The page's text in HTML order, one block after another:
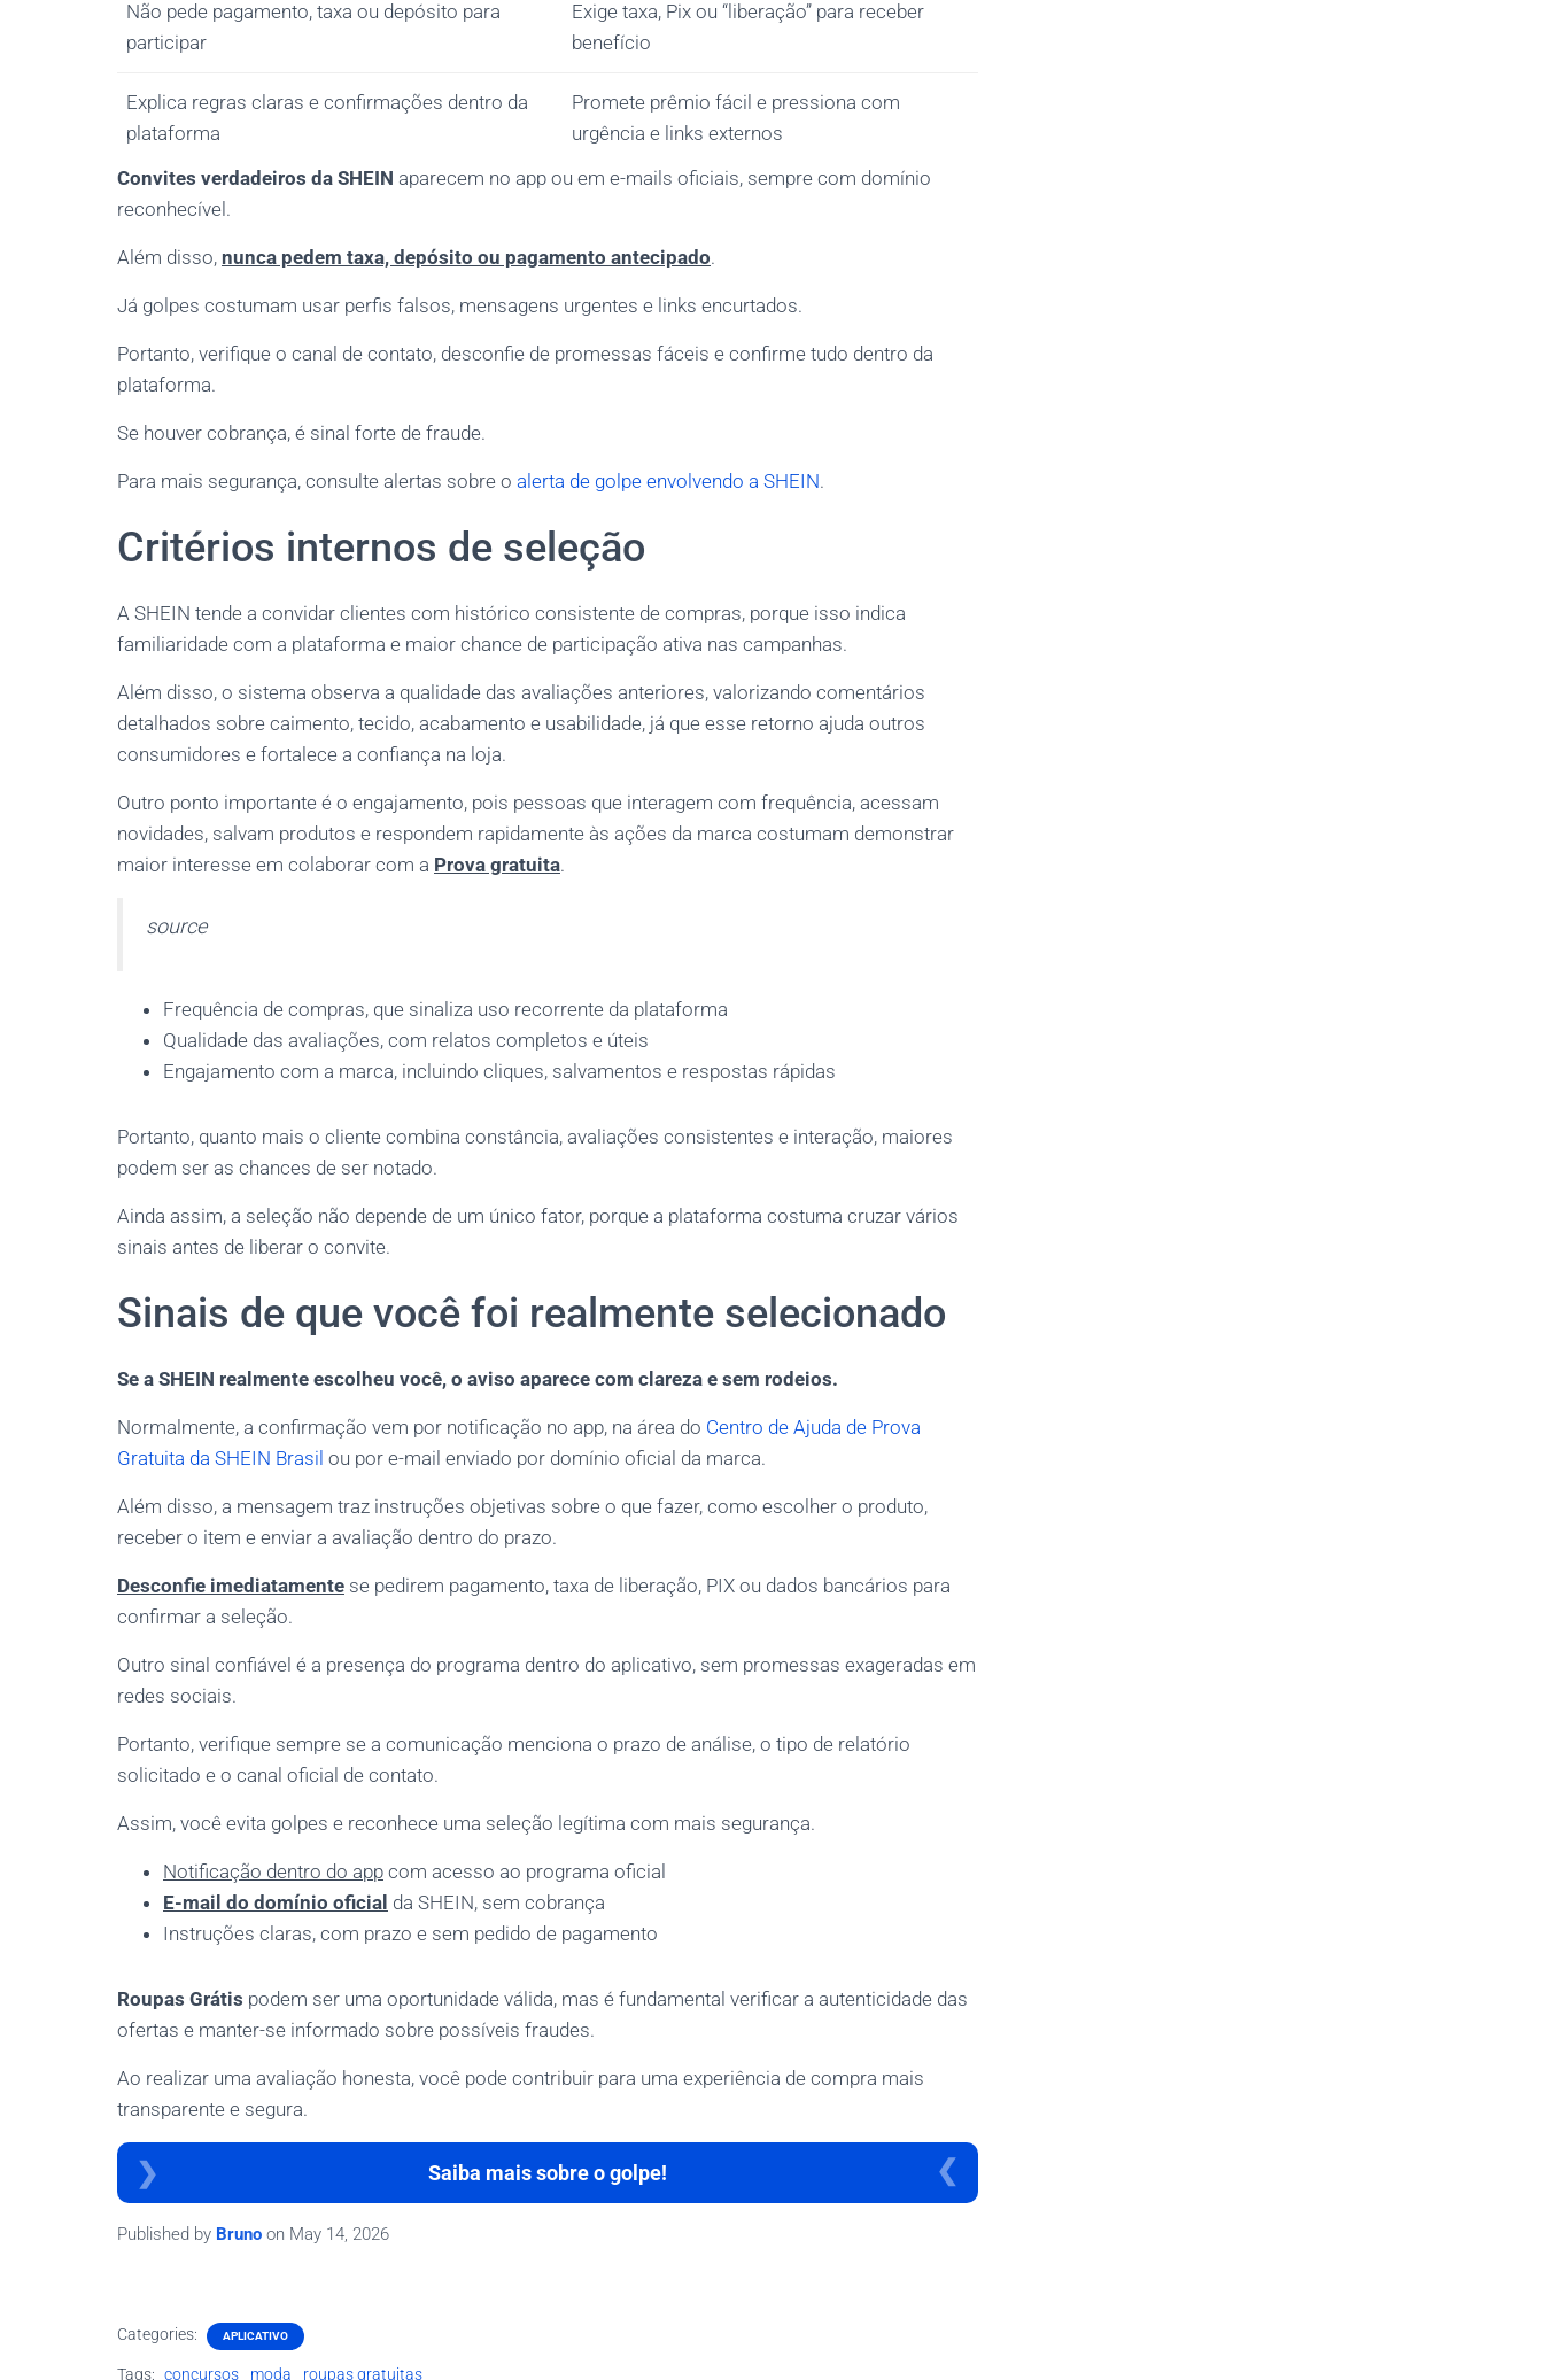
Não pede pagamento, taxa ou depósito para
participar
Exige taxa, Pix ou “liberação” para receber
benefício
Explica regras claras e confirmações dentro da
plataforma
Promete prêmio fácil e pressiona com
urgência e links externos
Convites verdadeiros da SHEIN aparecem no app ou em e-mails oficiais, sempre com domínio
reconhecível.
Além disso, nunca pedem taxa, depósito ou pagamento antecipado.
Já golpes costumam usar perfis falsos, mensagens urgentes e links encurtados.
Portanto, verifique o canal de contato, desconfie de promessas fáceis e confirme tudo dentro da
plataforma.
Se houver cobrança, é sinal forte de fraude.
Para mais segurança, consulte alertas sobre o alerta de golpe envolvendo a SHEIN.
Critérios internos de seleção
A SHEIN tende a convidar clientes com histórico consistente de compras, porque isso indica
familiaridade com a plataforma e maior chance de participação ativa nas campanhas.
Além disso, o sistema observa a qualidade das avaliações anteriores, valorizando comentários
detalhados sobre caimento, tecido, acabamento e usabilidade, já que esse retorno ajuda outros
consumidores e fortalece a confiança na loja.
Outro ponto importante é o engajamento, pois pessoas que interagem com frequência, acessam
novidades, salvam produtos e respondem rapidamente às ações da marca costumam demonstrar
maior interesse em colaborar com a Prova gratuita.
source
Frequência de compras, que sinaliza uso recorrente da plataforma
Qualidade das avaliações, com relatos completos e úteis
Engajamento com a marca, incluindo cliques, salvamentos e respostas rápidas
Portanto, quanto mais o cliente combina constância, avaliações consistentes e interação, maiores
podem ser as chances de ser notado.
Ainda assim, a seleção não depende de um único fator, porque a plataforma costuma cruzar vários
sinais antes de liberar o convite.
Sinais de que você foi realmente selecionado
Se a SHEIN realmente escolheu você, o aviso aparece com clareza e sem rodeios.
Normalmente, a confirmação vem por notificação no app, na área do Centro de Ajuda de Prova
Gratuita da SHEIN Brasil ou por e-mail enviado por domínio oficial da marca.
Além disso, a mensagem traz instruções objetivas sobre o que fazer, como escolher o produto,
receber o item e enviar a avaliação dentro do prazo.
Desconfie imediatamente se pedirem pagamento, taxa de liberação, PIX ou dados bancários para
confirmar a seleção.
Outro sinal confiável é a presença do programa dentro do aplicativo, sem promessas exageradas em
redes sociais.
Portanto, verifique sempre se a comunicação menciona o prazo de análise, o tipo de relatório
solicitado e o canal oficial de contato.
Assim, você evita golpes e reconhece uma seleção legítima com mais segurança.
Notificação dentro do app com acesso ao programa oficial
E-mail do domínio oficial da SHEIN, sem cobrança
Instruções claras, com prazo e sem pedido de pagamento
Roupas Grátis podem ser uma oportunidade válida, mas é fundamental verificar a autenticidade das
ofertas e manter-se informado sobre possíveis fraudes.
Ao realizar uma avaliação honesta, você pode contribuir para uma experiência de compra mais
transparente e segura.
Saiba mais sobre o golpe!
Published by Bruno on May 14, 2026
Categories: APLICATIVO
Tags: concursos moda roupas gratuitas